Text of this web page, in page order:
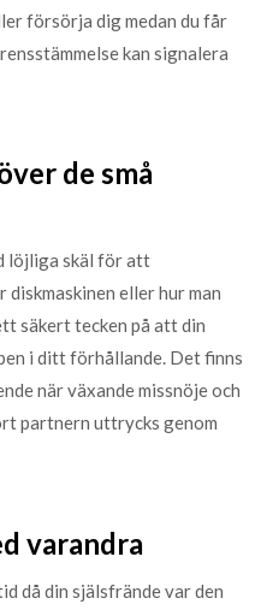
försörja dig medan du får
kan signalera
de små
löjliga skäl för att
diskmaskinen eller hur man
säkert tecken på att din
i ditt förhållande. Det finns
när växande missnöje och
partnern uttrycks genom
varandra
då din själsfrände var den